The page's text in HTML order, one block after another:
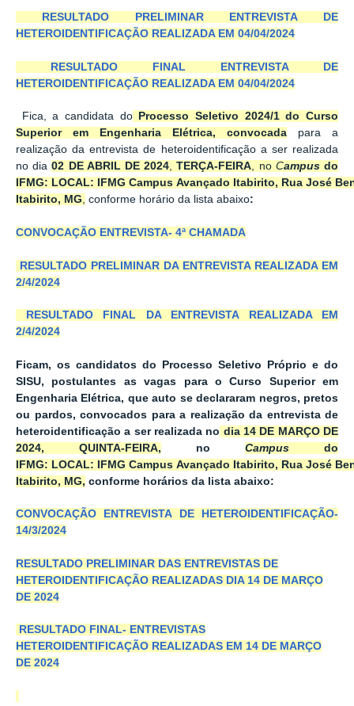
RESULTADO PRELIMINAR ENTREVISTA DE
HETEROIDENTIFICAÇÃO REALIZADA EM 04/04/2024
RESULTADO FINAL ENTREVISTA DE
HETEROIDENTIFICAÇÃO REALIZADA EM 04/04/2024
Fica, a candidata do
Processo Seletivo 2024/1 do Curso
Superior em Engenharia Elétrica,
convocada para a
realização da entrevista de heteroidentificação a ser realizada
no dia02 DE ABRIL DE 2024,TERÇA-FEIRA, no Campusdo
IFMG: LOCAL: IFMG Campus Avançado Itabirito, Rua José
Itabirito, MG, conforme horário da lista abaixo:
CONVOCAÇÃO ENTREVISTA- 4ª CHAMADA
RESULTADO PRELIMINAR DA ENTREVISTA REALIZADA EM
2/4/2024
RESULTADO FINAL DA ENTREVISTA REALIZADA EM
2/4/2024
Ficam, os candidatos do Processo Seletivo
Próprio e do
SISU, postulantes as vagas para o Curso Superior em
Engenharia Elétrica, que auto se declararam negros, pretos
ou pardos, convocados para a realização da entrevista de
heteroidentificação a ser realizada no dia 14 DE MARÇO DE
2024, QUINTA-FEIRA, no Campus do
IFMG: LOCAL: IFMG Campus Avançado Itabirito, Rua José
Itabirito, MG, conforme horários da lista abaixo:
CONVOCAÇÃO ENTREVISTA DE HETEROIDENTIFICAÇÃO-
14/3/2024
RESULTADO PRELIMINAR DAS ENTREVISTAS DE
HETEROIDENTIFICAÇÃO REALIZADAS DIA 14 DE MARÇO
DE 2024
RESULTADO FINAL- ENTREVISTAS
HETEROIDENTIFICAÇÃO REALIZADAS EM 14 DE MARÇO
DE 2024